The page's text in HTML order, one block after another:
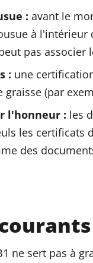
: avant le
à
pas associer
: une
graisse (par
l'honneur : les
les
des
ne sert pas à